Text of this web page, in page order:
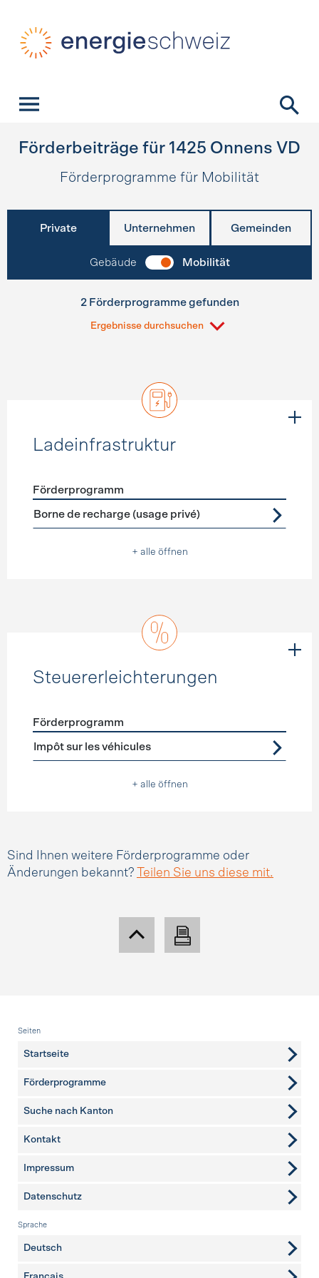
Förderbeiträge für 1425 Onnens VD
Förderprogramme für Mobilität
Private Unternehmen Gemeinden
Gebäude Mobilität
2 Förderprogramme gefunden
Ergebnisse durchsuchen
Ladeinfrastruktur
Förderprogramme Ladeinfrastruktur
Förderprogramm
Borne de recharge (usage privé)
+ alle öffnen
Steuererleichterungen
Förderprogramme Steuererleichterungen
Förderprogramm
Impôt sur les véhicules
+ alle öffnen
Sind Ihnen weitere Förderprogramme oder
Änderungen bekannt?
Teilen Sie uns diese mit.
Fusszeile
Seiten
Startseite
Förderprogramme
Suche nach Kanton
weitere Seiten
Kontakt
Impressum
Datenschutz
Sprache
Deutsch